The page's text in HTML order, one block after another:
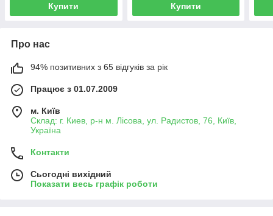
Купити Купити
Про нас
94% позитивних з 65 відгуків за рік
Працює з 01.07.2009
м. Київ
Склад: г. Киев, р-н м. Лісова, ул. Радистов, 76, Київ,
Україна
Контакти
Сьогодні вихідний
Показати весь графік роботи